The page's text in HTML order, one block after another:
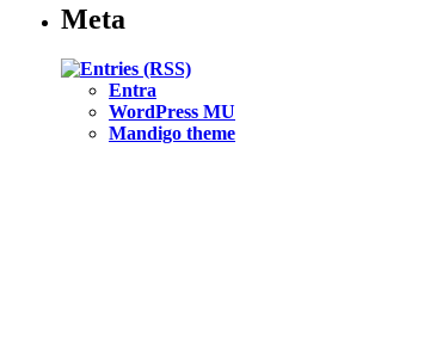
Meta
Entra
WordPress MU
Mandigo theme